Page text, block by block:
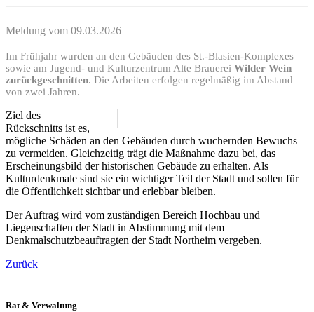
Meldung vom 09.03.2026
Im Frühjahr wurden an den Gebäuden des St.-Blasien-Komplexes
sowie am Jugend- und Kulturzentrum Alte Brauerei Wilder Wein
zurückgeschnitten. Die Arbeiten erfolgen regelmäßig im Abstand
von zwei Jahren.
Ziel des
Rückschnitts ist es,
mögliche Schäden an den Gebäuden durch wuchernden Bewuchs
zu vermeiden. Gleichzeitig trägt die Maßnahme dazu bei, das
Erscheinungsbild der historischen Gebäude zu erhalten. Als
Kulturdenkmale sind sie ein wichtiger Teil der Stadt und sollen für
die Öffentlichkeit sichtbar und erlebbar bleiben.
Der Auftrag wird vom zuständigen Bereich Hochbau und
Liegenschaften der Stadt in Abstimmung mit dem
Denkmalschutzbeauftragten der Stadt Northeim vergeben.
Zurück
Rat & Verwaltung